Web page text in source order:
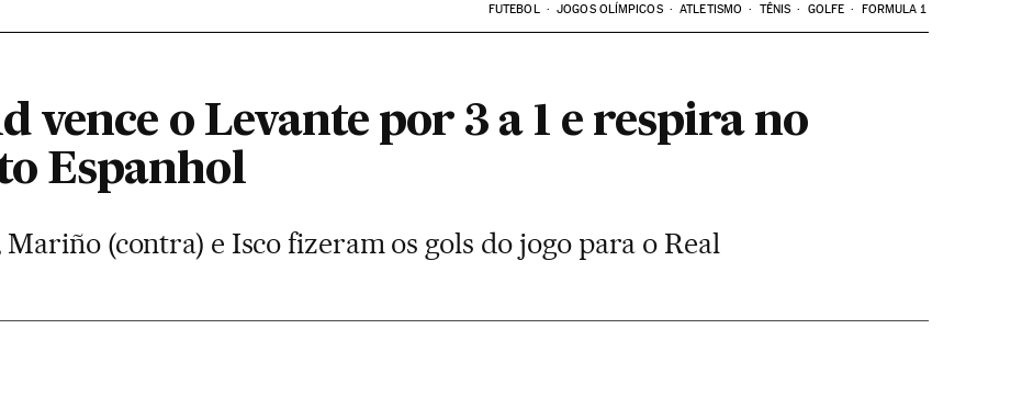
FUTEBOL JOGOS OLÍMPICOS ATLETISMO TÊNIS GOLFE FORMULA 1
vence o Levante por 3 a 1 e respira no
Espanhol
(contra) e Isco fizeram os gols do jogo para o Real